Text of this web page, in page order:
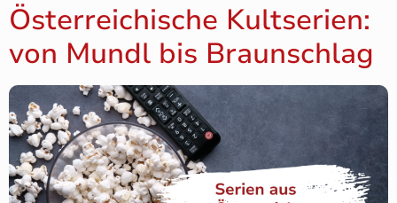
Österreichische Kultserien:
von Mundl bis Braunschlag